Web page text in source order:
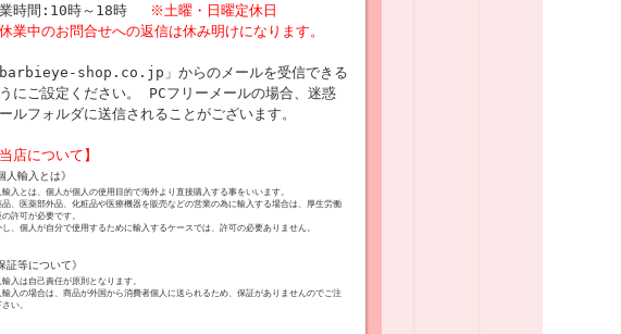
時間:10時～18時
※土曜・日曜定休日
業中のお問合せへの返信は休み明けになります。
barbieye-shop.co.jp」からのメールを受信できる
にご設定ください。 PCフリーメールの場合、迷惑
ルフォルダに送信されることがございます。
当店について】
人輸入とは》
輸入とは、個人が個人の使用目的で海外より直接購入する事をいいます。
品、医薬部外品、化粧品や医療機器を販売などの営業の為に輸入する場合は、厚生労働
の許可が必要です。
し、個人が自分で使用するために輸入するケースでは、許可の必要ありません。
証等について》
輸入は自己責任が原則となります。
輸入の場合は、商品が外国から消費者個人に送られるため、保証がありませんのでご注
い。